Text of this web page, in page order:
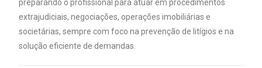
preparando o profissional para atuar em procedimentos
extrajudiciais, negociações, operações imobiliárias e
societárias, sempre com foco na prevenção de litígios e na
solução eficiente de demandas.